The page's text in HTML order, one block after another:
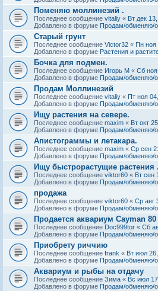
Поменяю моллинезий .
Последнее сообщение vitaliy « Вт дек
Добавлено в форуме Продам/обменяю/
Старый грунт
Последнее сообщение Victor32 « Пн ноя
Добавлено в форуме Растения и
Бочка для подмен.
Последнее сообщение Игорь М « Сб ноя
Добавлено в форуме Продам/обменяю/
Продам Моллинезий
Последнее сообщение vitaliy « Пт ноя
Добавлено в форуме Продам/обменяю/
Ищу растения на севере.
Последнее сообщение maxim « Вт окт
Добавлено в форуме Продам/обменяю/
Апистограммы и летакара.
Последнее сообщение maxim « Ср сен
Добавлено в форуме Продам/обменяю/
Ищу быстрорастущие растения .
Последнее сообщение viktor60 « Вт сен
Добавлено в форуме Продам/обменяю/
продажа
Последнее сообщение viktor60 « Ср авг
Добавлено в форуме Продам/обменяю/
Продается аквариум Cayman 80
Последнее сообщение Doc999tor « Сб
Добавлено в форуме Продам/обменяю/
Приобрету риччию
Последнее сообщение frank « Вт июл
Добавлено в форуме Продам/обменяю/
Аквариум и рыбы на отдачу
Последнее сообщение Зима « Вс июл
Добавлено в форуме Продам/обменяю/